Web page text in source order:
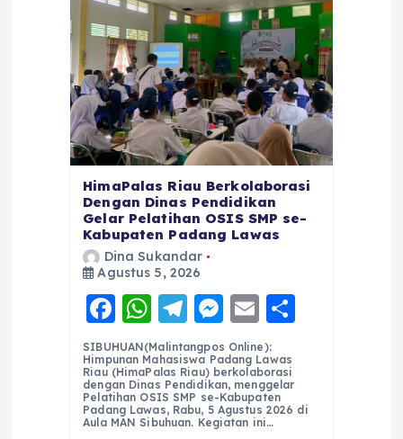
HimaPalas Riau Berkolaborasi
Dengan Dinas Pendidikan
Gelar Pelatihan OSIS SMP se-
Kabupaten Padang Lawas
Dina Sukandar
Agustus 5, 2026
F
a
c
e
b
W
h
a
ts
A
T
el
e
g
r
M
e
ss
e
n
E
m
ai
l
re
SIBUHUAN(Malintangpos Online):
Himpunan Mahasiswa Padang Lawas
Riau (HimaPalas Riau) berkolaborasi
dengan Dinas Pendidikan, menggelar
Pelatihan OSIS SMP se-Kabupaten
Padang Lawas, Rabu, 5 Agustus 2026 di
Aula MAN Sibuhuan. Kegiatan ini…